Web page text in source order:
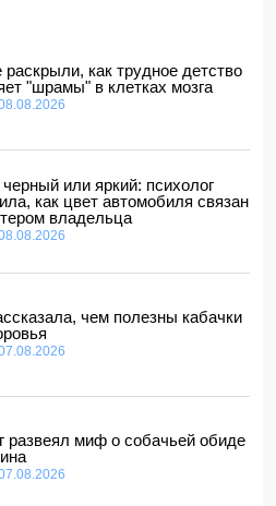
Ивановку в Харьковской
на 9 августа
Ильхаму Алиеву
для повторения
как трудное детство
"шрамы" в клетках мозга
или яркий: психолог
как цвет автомобиля связан
владельца
чем полезны кабачки
развеял миф о собачьей обиде